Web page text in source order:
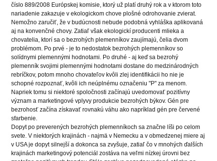
číslo 889/2008 Európskej komisie, ktorý už platí druhý rok a v ktorom toto
nariadenie zakazuje v ekologickom chove plošné odrohovanie zvierat.
Nemožno zaručiť, že v budúcnosti nebude podobná vyhláška aplikovaná
aj na konvenčné chovy. Zatiaľ však ekologickí producenti mlieka a
chovatelia, ktorí sa o bezrohých plemenníkov zaujímajú, čelia dvom
problémom. Po prvé - je to nedostatok bezrohých plemenníkov so
solídnymi plemennými hodnotami. Po druhé - aj keď sa bezrohý
plemenník svojimi plemennými hodnotami dostane do medzinárodných
rebríčkov, potom mnoho chovateľov kvôli zlej identifikácii ho nie je
schopné rozpoznať, kvôli ich neúplnému označeniu "P" za menom.
Napriek tomu si niektoré spoločnosti začínajú uvedomovať pozitívny
význam a marketingové vplyvy produkcie bezrohých býkov. Gén pre
bezrohosť začína získavať rovnakú váhu ako napríklad gén pre červené
sfarbenie.
Dopyt po preverených bezrohých plemenníkoch sa značne líši po celom
svete. V niektorých krajinách - najmä v Nemecku a v obmedzenej miere aj
v USA je dopyt silnejší a dokonca sa zvyšuje, zatiaľ čo v mnohých ďalších
krajinách marketingový potenciál zostáva na veľmi nízkej úrovni bez